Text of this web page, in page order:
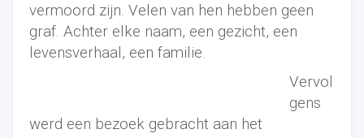
vermoord zijn. Velen van hen hebben geen
graf. Achter elke naam, een gezicht, een
levensverhaal, een familie.
Vervol
gens
werd een bezoek gebracht aan het